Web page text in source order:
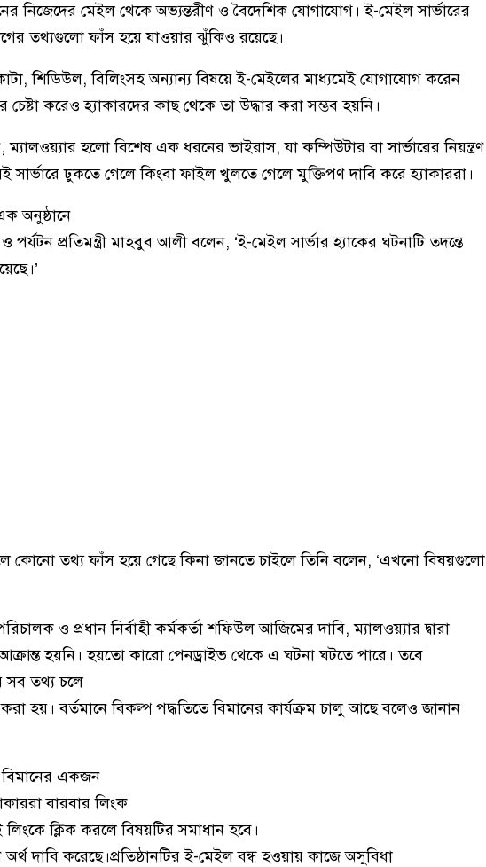
নিজেদের মেইল থেকে অভ্যন্তরীণ ও বৈদেশিক যোগাযোগ। ই-মেইল সার্ভারের
তথ্যগুলো ফাঁস হয়ে যাওয়ার ঝুঁকিও রয়েছে।
শিডিউল, বিলিংসহ অন্যান্য বিষয়ে ই-মেইলের মাধ্যমেই যোগাযোগ করেন
চেষ্টা করেও হ্যাকারদের কাছ থেকে তা উদ্ধার করা সম্ভব হয়নি।
ম্যালওয়্যার হলো বিশেষ এক ধরনের ভাইরাস, যা কম্পিউটার বা সার্ভারের নিয়ন্ত্রণ
সার্ভারে ঢুকতে গেলে কিংবা ফাইল খুলতে গেলে মুক্তিপণ দাবি করে হ্যাকাররা।
অনুষ্ঠানে
প্রতিমন্ত্রী মাহবুব আলী বলেন, ‘ই-মেইল সার্ভার হ্যাকের ঘটনাটি তদন্তে
কোনো তথ্য ফাঁস হয়ে গেছে কিনা জানতে চাইলে তিনি বলেন, ‘এখনো বিষয়গুলো
ও প্রধান নির্বাহী কর্মকর্তা শফিউল আজিমের দাবি, ম্যালওয়্যার দ্বারা
হয়নি। হয়তো কারো পেনড্রাইভ থেকে এ ঘটনা ঘটতে পারে। তবে
সব তথ্য চলে
হয়। বর্তমানে বিকল্প পদ্ধতিতে বিমানের কার্যক্রম চালু আছে বলেও জানান
বিমানের একজন
বারবার লিংক
লিংকে ক্লিক করলে বিষয়টির সমাধান হবে।
দাবি করেছে।প্রতিষ্ঠানটির ই-মেইল বন্ধ হওয়ায় কাজে অসুবিধা